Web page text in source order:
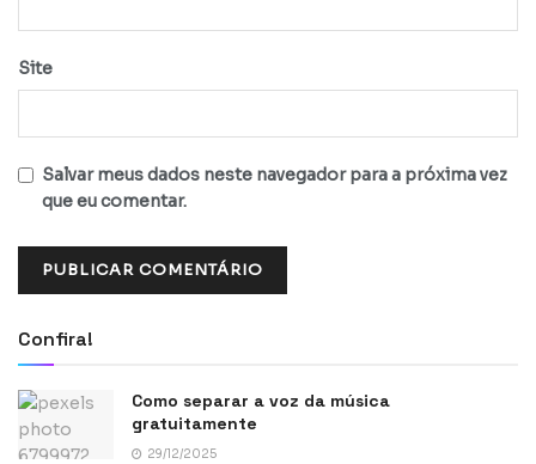
Site
Salvar meus dados neste navegador para a próxima vez
que eu comentar.
Confira!
Como separar a voz da música
gratuitamente
29/12/2025